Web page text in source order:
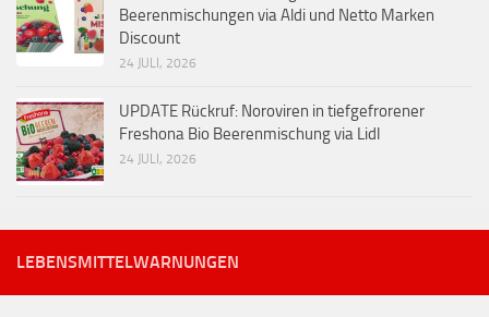
Beerenmischungen via Aldi und Netto Marken
Discount
24 JULI, 2026
UPDATE Rückruf: Noroviren in tiefgefrorener
Freshona Bio Beerenmischung via Lidl
24 JULI, 2026
LEBENSMITTELWARNUNGEN